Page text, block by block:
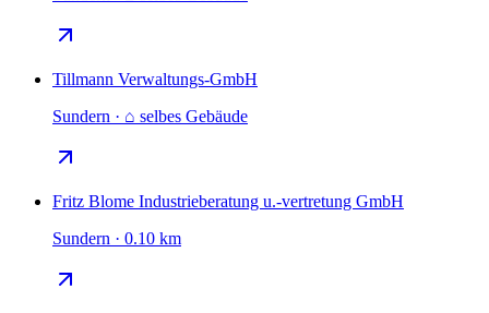
Tillmann Verwaltungs-GmbH
Sundern · ⌂ selbes Gebäude
Fritz Blome Industrieberatung u.-vertretung GmbH
Sundern · 0.10 km